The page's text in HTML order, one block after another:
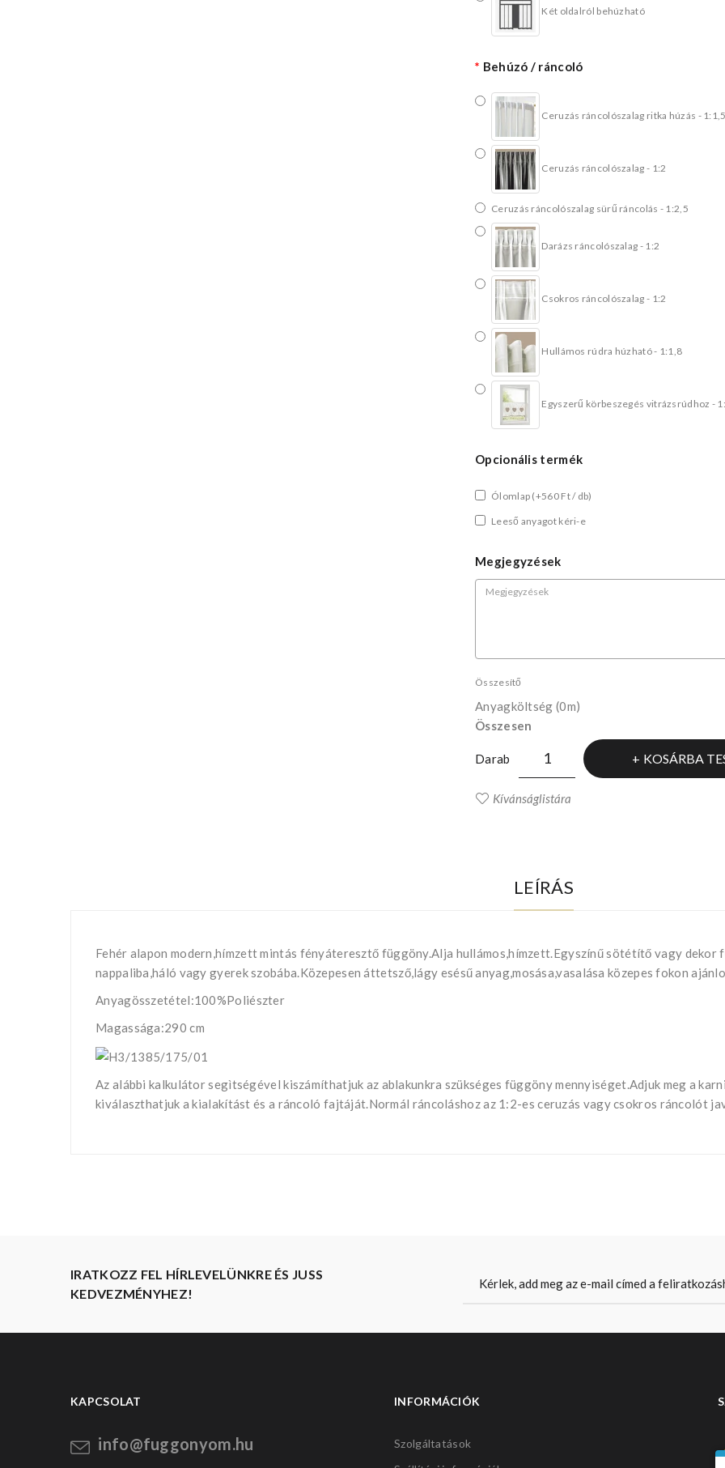
Két oldalról behúzható
Behúzó / ráncoló
Ceruzás ráncolószalag ritka húzás - 1:1,5
Ceruzás ráncolószalag - 1:2
Ceruzás ráncolószalag sürű ráncolás - 1:2,5
Darázs ráncolószalag - 1:2
Csokros ráncolószalag - 1:2
Hullámos rúdra húzható - 1:1,8
Egyszerű körbeszegés vitrázsrúdhoz -
Opcionális termék
Ólomlap (+560 Ft / db)
Leeső anyagot kéri-e
Megjegyzések
Összesítő
Anyagköltség (0m)
Összesen
Darab KOSÁRBA
Kívánságlistára
LEÍRÁS
Fehér alapon modern,hímzett mintás fényáteresztő függöny.Alja hullámos,hímzett.Egyszínű sötétítő vagy
nappaliba,háló vagy gyerek szobába.Közepesen áttetsző,lágy esésű anyag,mosása,vasalása közepes fokon
Anyagösszetétel:100%Poliészter
Magassága:290 cm
Az alábbi kalkulátor segìtségével kiszámíthatjuk az ablakunkra szükséges függöny mennyiséget.Adjuk meg a
kiválaszthatjuk a kialakítást és a ráncoló fajtáját.Normál ráncoláshoz az 1:2-es ceruzás vagy csokros ráncolót
IRATKOZZ FEL HÍRLEVELÜNKRE ÉS JUSS
KEDVEZMÉNYHEZ!
KAPCSOLAT
info@fuggonyom.hu
INFORMÁCIÓK
Szolgáltatások